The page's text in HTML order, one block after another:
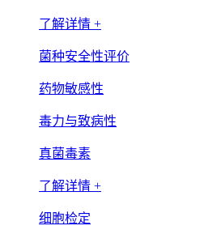
了解详情 +
菌种安全性评价
药物敏感性
毒力与致病性
真菌毒素
了解详情 +
细胞检定